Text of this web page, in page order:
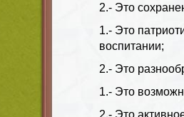
2.- Это
1.- Это
воспитании;
2.- Это
1.- Это
2.- Это